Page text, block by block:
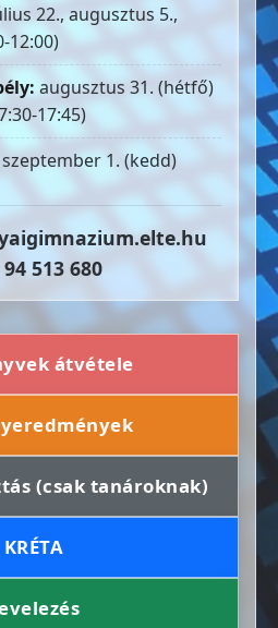
22., augusztus 5.,
12:00)
augusztus 31. (hétfő)
17:45)
szeptember 1. (kedd)
513 680
átvétele
(csak tanároknak)
KRÉTA